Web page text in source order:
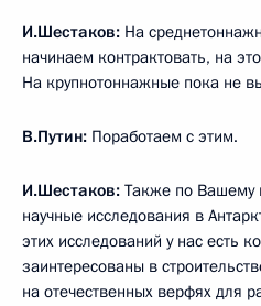
И.Шестаков: На
начинаем контрактовать, на
На крупнотоннажные пока не
В.Путин: Поработаем с этим.
И.Шестаков: Также по Вашему
научные исследования в
этих исследований у нас есть
заинтересованы в
на отечественных верфях для